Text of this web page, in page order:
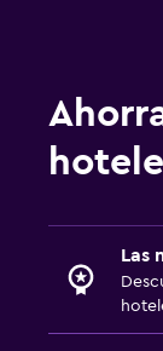
Las